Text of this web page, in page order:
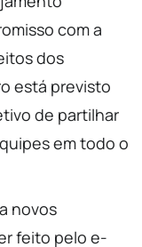
com a
dos
está previsto
de partilhar
em todo o
novos
feito pelo e-